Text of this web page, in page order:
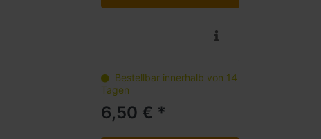
Bestellbar innerhalb von 14
Tagen
6,50 € *